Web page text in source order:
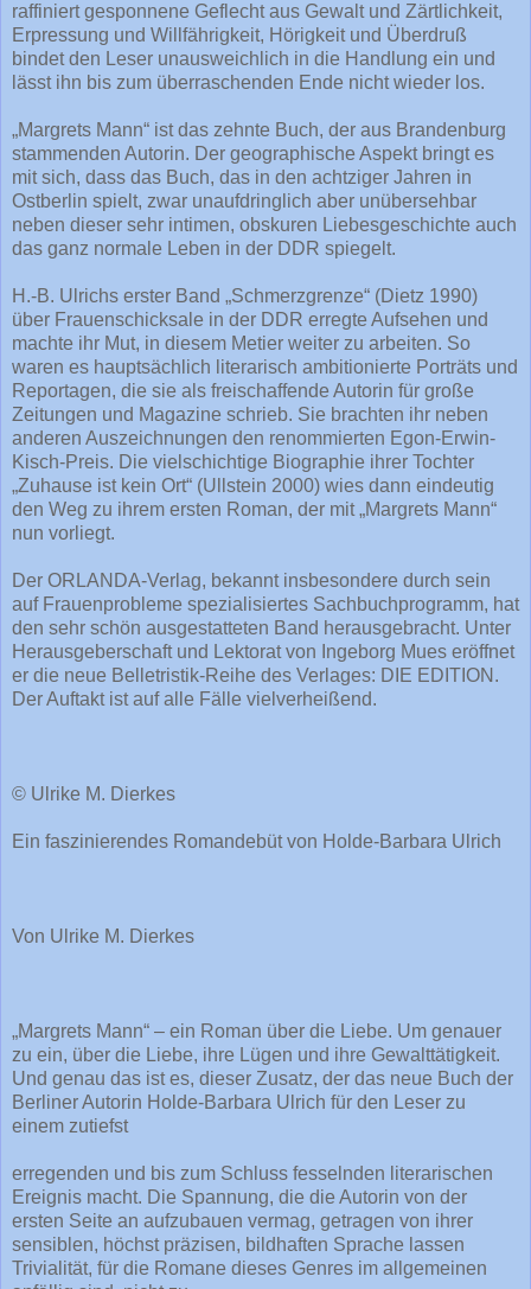
raffiniert gesponnene Geflecht aus Gewalt und Zärtlichkeit,
Erpressung und Willfährigkeit, Hörigkeit und Überdruß
bindet den Leser unausweichlich in die Handlung ein und
lässt ihn bis zum überraschenden Ende nicht wieder los.
„Margrets Mann“ ist das zehnte Buch, der aus Brandenburg
stammenden Autorin. Der geographische Aspekt bringt es
mit sich, dass das Buch, das in den achtziger Jahren in
Ostberlin spielt, zwar unaufdringlich aber unübersehbar
neben dieser sehr intimen, obskuren Liebesgeschichte auch
das ganz normale Leben in der DDR spiegelt.
H.-B. Ulrichs erster Band „Schmerzgrenze“ (Dietz 1990)
über Frauenschicksale in der DDR erregte Aufsehen und
machte ihr Mut, in diesem Metier weiter zu arbeiten. So
waren es hauptsächlich literarisch ambitionierte Porträts und
Reportagen, die sie als freischaffende Autorin für große
Zeitungen und Magazine schrieb. Sie brachten ihr neben
anderen Auszeichnungen den renommierten Egon-Erwin-
Kisch-Preis. Die vielschichtige Biographie ihrer Tochter
„Zuhause ist kein Ort“ (Ullstein 2000) wies dann eindeutig
den Weg zu ihrem ersten Roman, der mit „Margrets Mann“
nun vorliegt.
Der ORLANDA-Verlag, bekannt insbesondere durch sein
auf Frauenprobleme spezialisiertes Sachbuchprogramm, hat
den sehr schön ausgestatteten Band herausgebracht. Unter
Herausgeberschaft und Lektorat von Ingeborg Mues eröffnet
er die neue Belletristik-Reihe des Verlages: DIE EDITION.
Der Auftakt ist auf alle Fälle vielverheißend.
© Ulrike M. Dierkes
Ein faszinierendes Romandebüt von Holde-Barbara Ulrich
Von Ulrike M. Dierkes
„Margrets Mann“ – ein Roman über die Liebe. Um genauer
zu ein, über die Liebe, ihre Lügen und ihre Gewalttätigkeit.
Und genau das ist es, dieser Zusatz, der das neue Buch der
Berliner Autorin Holde-Barbara Ulrich für den Leser zu
einem zutiefst
erregenden und bis zum Schluss fesselnden literarischen
Ereignis macht. Die Spannung, die die Autorin von der
ersten Seite an aufzubauen vermag, getragen von ihrer
sensiblen, höchst präzisen, bildhaften Sprache lassen
Trivialität, für die Romane dieses Genres im allgemeinen